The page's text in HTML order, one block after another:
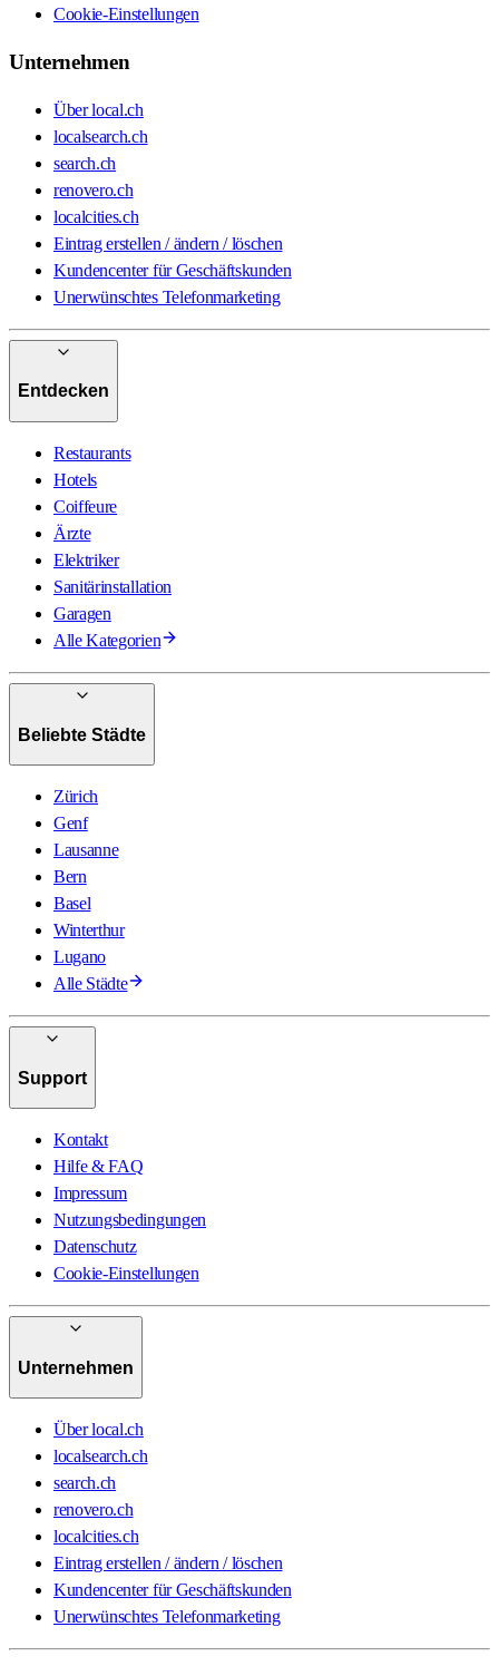
Cookie-Einstellungen
Unternehmen
Über local.ch
localsearch.ch
search.ch
renovero.ch
localcities.ch
Eintrag erstellen / ändern / löschen
Kundencenter für Geschäftskunden
Unerwünschtes Telefonmarketing
Entdecken
Restaurants
Hotels
Coiffeure
Ärzte
Elektriker
Sanitärinstallation
Garagen
Alle Kategorien
Beliebte Städte
Zürich
Genf
Lausanne
Bern
Basel
Winterthur
Lugano
Alle Städte
Support
Kontakt
Hilfe & FAQ
Impressum
Nutzungsbedingungen
Datenschutz
Cookie-Einstellungen
Unternehmen
Über local.ch
localsearch.ch
search.ch
renovero.ch
localcities.ch
Eintrag erstellen / ändern / löschen
Kundencenter für Geschäftskunden
Unerwünschtes Telefonmarketing